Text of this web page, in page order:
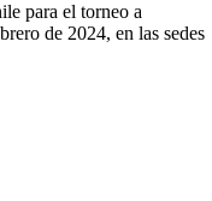
para el torneo a
de 2024, en las sedes